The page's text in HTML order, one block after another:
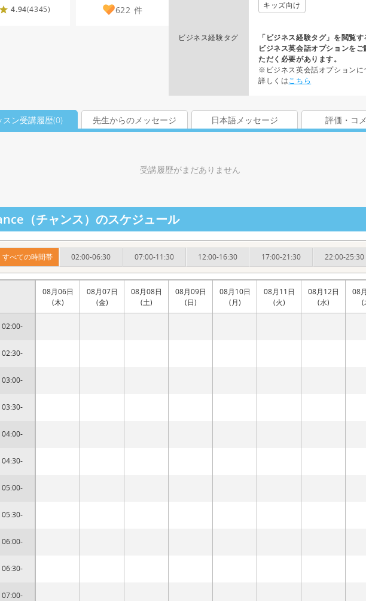
4.94(4345) 622 件
キッズ向け
ビジネス経験タグ
「ビジネス経験タグ」を閲覧
ビジネス英会話オプションをご
ただく必要があります。
※ビジネス英会話オプションに
詳しくはこちら
スン受講履歴(0) 先生からのメッセージ 日本語メッセージ 評価・コ
受講履歴がまだありません
（チャンス）のスケジュール
すべての時間帯 02:00-06:30 07:00-11:30 12:00-16:30 17:00-21:30 22:00-25:30
02:00-
02:30-
03:00-
03:30-
04:00-
04:30-
05:00-
05:30-
06:00-
06:30-
07:00-
08月06日
(木)
08月07日
(金)
08月08日
(土)
08月09日
(日)
08月10日
(月)
08月11日
(火)
08月12日
(水)
08
(